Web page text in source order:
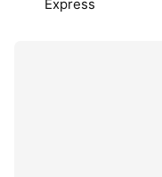
Express